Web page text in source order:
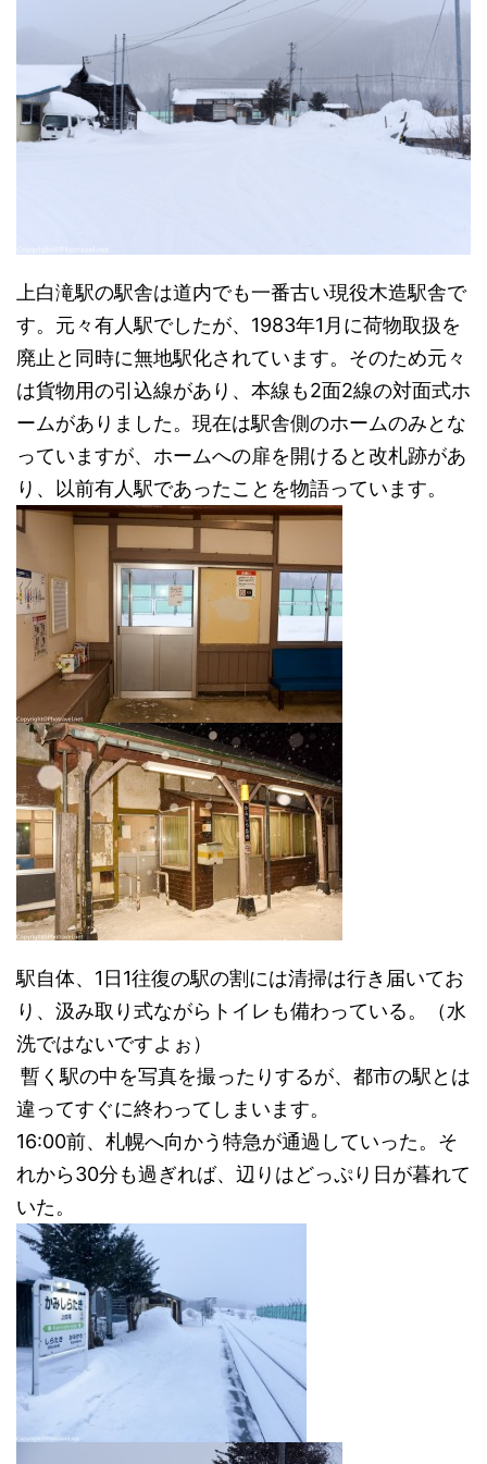
上白滝駅の駅舎は道内でも一番古い現役木造駅舎で
す。元々有人駅でしたが、1983年1月に荷物取扱を
廃止と同時に無地駅化されています。そのため元々
は貨物用の引込線があり、本線も2面2線の対面式ホ
ームがありました。現在は駅舎側のホームのみとな
っていますが、ホームへの扉を開けると改札跡があ
り、以前有人駅であったことを物語っています。
駅自体、1日1往復の駅の割には清掃は行き届いてお
り、汲み取り式ながらトイレも備わっている。（水
洗ではないですよぉ）
暫く駅の中を写真を撮ったりするが、都市の駅とは
違ってすぐに終わってしまいます。
16:00前、札幌へ向かう特急が通過していった。そ
れから30分も過ぎれば、辺りはどっぷり日が暮れて
いた。